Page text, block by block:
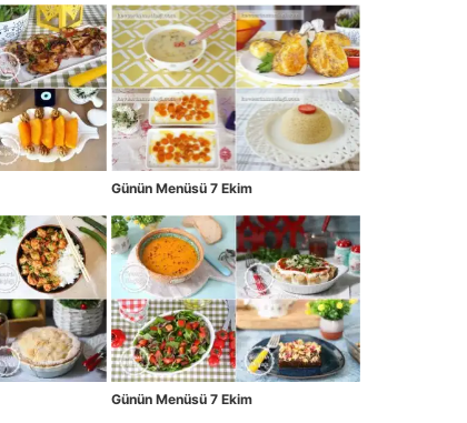
Günün Menüsü 7 Ekim
Günün Menüsü 7 Ekim